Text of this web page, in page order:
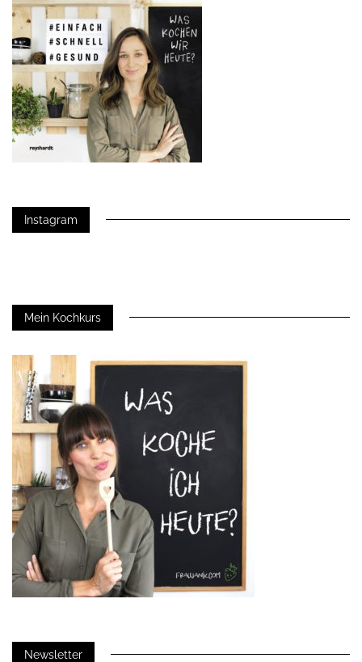
Instagram
Mein Kochkurs
Newsletter